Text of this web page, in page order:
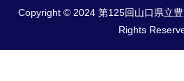
Copyright © 2024 第125回山口県立
Rights